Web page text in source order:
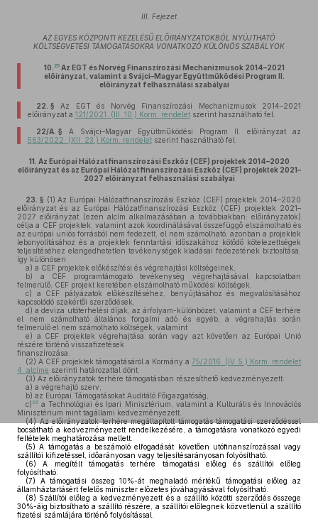
III. Fejezet
AZ EGYES KÖZPONTI KEZELÉSŰ ELŐIRÁNYZATOKBÓL NYÚJTHATÓ
KÖLTSÉGVETÉSI TÁMOGATÁSOKRA VONATKOZÓ KÜLÖNÖS SZABÁLYOK
10. 25Az EGT és Norvég Finanszírozási Mechanizmusok 2014–2021
előirányzat, valamint a Svájci–Magyar Együttműködési Program II.
előirányzat felhasználási szabályai
22. § Az EGT és Norvég Finanszírozási Mechanizmusok 2014–2021
előirányzat a 121/2021. (III. 10.) Korm. rendeletszerint használható fel.
22/A. § A Svájci–Magyar Együttműködési Program II. előirányzat az
563/2022. (XII. 23.) Korm. rendeletszerint használható fel.
11. Az Európai Hálózatfinanszírozási Eszköz (CEF) projektek 2014–2020
előirányzat és az Európai Hálózatfinanszírozási Eszköz (CEF) projektek 2021–
2027 előirányzat felhasználási szabályai
23. § (1) Az Európai Hálózatfinanszírozási Eszköz (CEF) projektek 2014–2020
előirányzat és az Európai Hálózatfinanszírozási Eszköz (CEF) projektek 2021–
2027 előirányzat (ezen alcím alkalmazásában a továbbiakban: előirányzatok)
célja a CEF projektek, valamint azok koordinálásával összefüggő elszámolható és
az európai uniós forrásból nem fedezett, el nem számolható, azonban a projektek
lebonyolításához és a projektek fenntartási időszakához kötődő kötelezettségek
teljesítéséhez elengedhetetlen tevékenységek kiadásai fedezetének biztosítása,
így különösen
a) a CEF projektek előkészítési és végrehajtási költségeinek,
b) a CEF programtámogató tevékenység végrehajtásával kapcsolatban
felmerülő, CEF projekt keretében elszámolható működési költségek,
c) a CEF pályázatok előkészítéséhez, benyújtásához és megvalósításához
kapcsolódó szakértői szerződések,
d) a deviza utóterhelési díjak, az árfolyam-különbözet, valamint a CEF terhére
el nem számolható általános forgalmi adó és egyéb, a végrehajtás során
felmerülő el nem számolható költségek, valamint
e) a CEF projektek végrehajtása során vagy azt követően az Európai Unió
részére történő visszafizetések
finanszírozása.
(2) A CEF projektek támogatásáról a Kormány a 75/2016. (IV. 5.) Korm. rendelet
4. alcíme szerinti határozattal dönt.
(3) Az előirányzatok terhére támogatásban részesíthető kedvezményezett:
a) a végrehajtó szerv,
b) az Európai Támogatásokat Auditáló Főigazgatóság,
c) 26 a Technológiai és Ipari Minisztérium, valamint a Kulturális és Innovációs
Minisztérium mint tagállami kedvezményezett.
(4) Az előirányzatok terhére megállapított támogatás támogatási szerződéssel
bocsátható a kedvezményezett rendelkezésére, a támogatásra vonatkozó egyedi
feltételek meghatározása mellett.
(5) A támogatás a beszámoló elfogadását követően utófinanszírozással vagy
szállítói kifizetéssel, időarányosan vagy teljesítésarányosan folyósítható.
(6) A megítélt támogatás terhére támogatási előleg és szállítói előleg
folyósítható.
(7) A támogatási összeg 10%-át meghaladó mértékű támogatási előleg az
államháztartásért felelős miniszter előzetes jóváhagyásával folyósítható.
(8) Szállítói előleg a kedvezményezett és a szállító közötti szerződés összege
30%-áig biztosítható a szállító részére, a szállítói előlegnek közvetlenül a szállító
fizetési számlájára történő folyósítással.